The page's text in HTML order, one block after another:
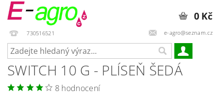
730516521 e-agro@seznam.cz
0 Kč
SWITCH 10 G - PLÍSEŇ ŠEDÁ
8 hodnocení